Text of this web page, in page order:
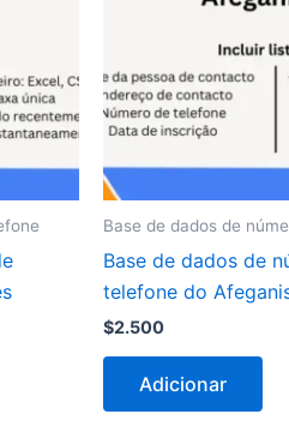
Base de dados de
Base de dados de
telefone do
$2.500
Adicionar